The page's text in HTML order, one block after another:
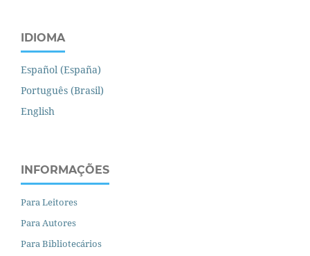
IDIOMA
Español (España)
Português (Brasil)
English
INFORMAÇÕES
Para Leitores
Para Autores
Para Bibliotecários